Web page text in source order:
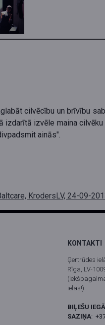
cilvēcību un brīvību
izvēle maina
ainās".
KrodersLV, 24-09-
KONTAKTI
Ģertrūdes
Rīga, LV-
ielas!)
BIĻEŠU
SAZIŅA: